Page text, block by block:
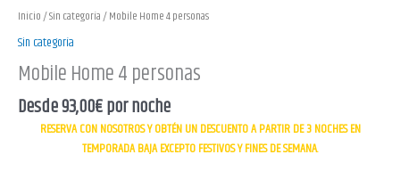
Inicio /Sin categoría / Mobile Home 4 personas
Sin categoría
Mobile Home 4 personas
Desde93,00€por noche
RESERVA CON NOSOTROS Y OBTÉN UN DESCUENTO A PARTIR DE 3 NOCHES EN
TEMPORADA BAJA EXCEPTO FESTIVOS Y FINES DE SEMANA.